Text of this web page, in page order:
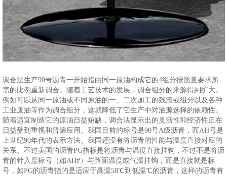
调合法生产90号沥青一开始指由同一原油构成它的4组分按质量要求所
需的比例重新调合。随着工艺技术的发展，调合组分的来源得到扩大。
例如可以从同一原油或不同原油的一、二次加工的残渣或组分以及各种
工业废油等作为调合组分，这就降低了它生产中对油源选择的依赖性。
随着适宜制造它的原油日益短缺，调合法显示出的灵活性和经济性正在
日益受到重视和普遍应用。我国目前的标号是90号A级沥青，而AH号是
上世纪90年代的表示方法。我国还没有将沥青的性能与温度直接对应的
关系。不过美国的沥青PG指标是将沥青与温度直接挂钩，不过不是将沥
青的针入度标号（如AH#）与路面温度或气温挂钩，而是直接就是标
号，如PG的沥青指的是适应于高温58℃到低温℃的沥青，这样的沥青有